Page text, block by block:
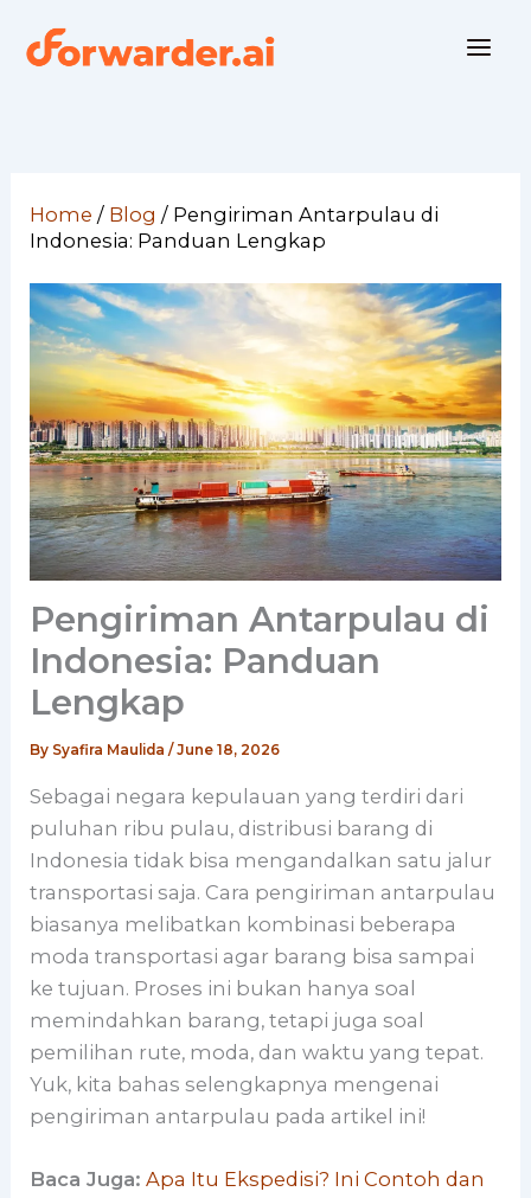
Home / Blog / Pengiriman Antarpulau di
Indonesia: Panduan Lengkap
Pengiriman Antarpulau di
Indonesia: Panduan
Lengkap
By Syafira Maulida/June 18, 2026
Sebagai negara kepulauan yang terdiri dari
puluhan ribu pulau, distribusi barang di
Indonesia tidak bisa mengandalkan satu jalur
transportasi saja. Cara pengiriman antarpulau
biasanya melibatkan kombinasi beberapa
moda transportasi agar barang bisa sampai
ke tujuan. Proses ini bukan hanya soal
memindahkan barang, tetapi juga soal
pemilihan rute, moda, dan waktu yang tepat.
Yuk, kita bahas selengkapnya mengenai
pengiriman antarpulau pada artikel ini!
Baca Juga: Apa Itu Ekspedisi? Ini Contoh dan